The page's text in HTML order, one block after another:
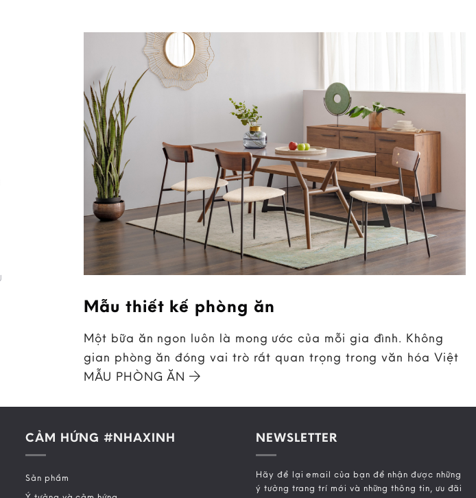
Mẫu thiết kế phòng ăn
Một bữa ăn ngon luôn là mong ước của mỗi gia đình. Không
gian phòng ăn đóng vai trò rất quan trọng trong văn hóa Việt
MẪU PHÒNG ĂN
CẢM HỨNG #NHAXINH
Sản phẩm
NEWSLETTER
Hãy để lại email của bạn để nhận được những
ý tưởng trang trí mới và những thông tin, ưu đãi